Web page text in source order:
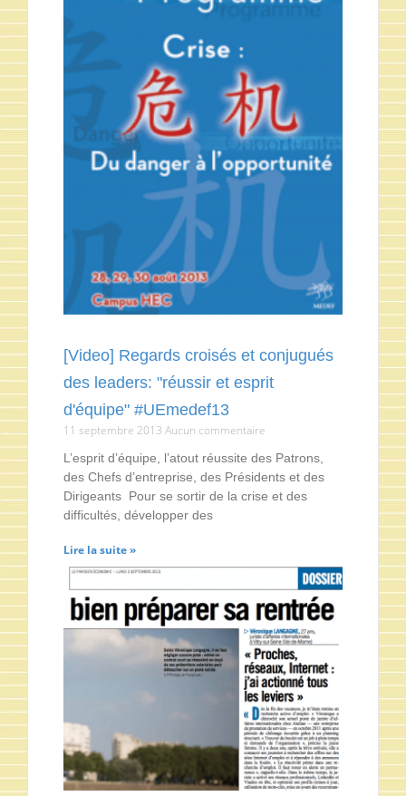
[Video] Regards croisés et conjugués
des leaders: "réussir et esprit
d'équipe" #UEmedef13
11 septembre 2013 Aucun commentaire
L’esprit d’équipe, l’atout réussite des Patrons,
des Chefs d’entreprise, des Présidents et des
Dirigeants Pour se sortir de la crise et des
difficultés, développer des
Lire la suite »